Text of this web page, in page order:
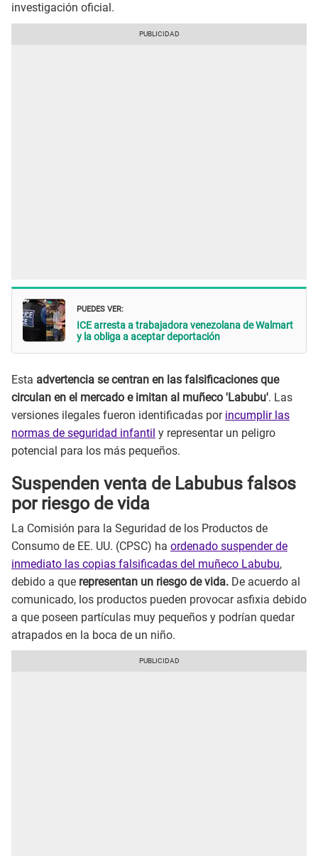
investigación oficial.
PUEDES VER:
ICE arresta a trabajadora venezolana de Walmart
y la obliga a aceptar deportación
Esta advertencia se centran en las falsificaciones que
circulan en el mercado e imitan al muñeco 'Labubu'. Las
versiones ilegales fueron identificadas por incumplir las
normas de seguridad infantil y representar un peligro
potencial para los más pequeños.
Suspenden venta de Labubus falsos
por riesgo de vida
La Comisión para la Seguridad de los Productos de
Consumo de EE. UU. (CPSC) ha ordenado suspender de
inmediato las copias falsificadas del muñeco Labubu,
debido a que representan un riesgo de vida. De acuerdo al
comunicado, los productos pueden provocar asfixia debido
a que poseen partículas muy pequeños y podrían quedar
atrapados en la boca de un niño.